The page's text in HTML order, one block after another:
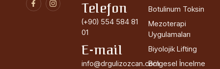
Telefon
(+90) 554 584 81
01
E-mail
info@drgulizozcan.com
Botulinum Toksin
Mezoterapi
Uygulamaları
Biyolojik Lifting
Bölgesel İncelme